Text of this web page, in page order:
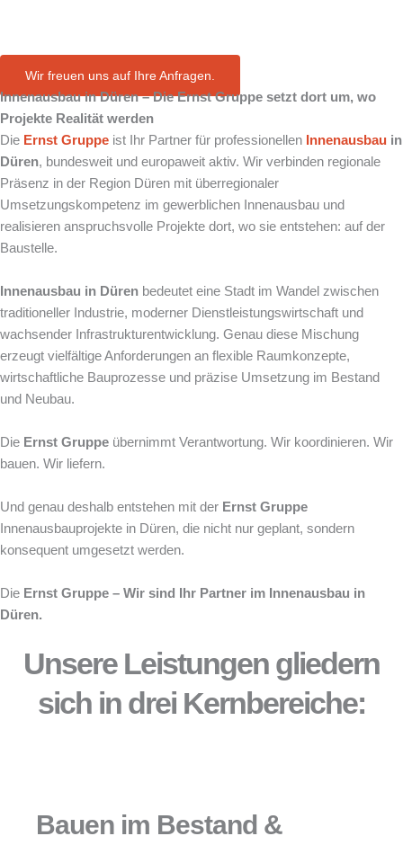
Wir freuen uns auf Ihre Anfragen.
Innenausbau in Düren – Die Ernst Gruppe setzt dort um, wo
Projekte Realität werden
Die Ernst Gruppe ist Ihr Partner für professionellen Innenausbau in
Düren, bundesweit und europaweit aktiv. Wir verbinden regionale
Präsenz in der Region Düren mit überregionaler
Umsetzungskompetenz im gewerblichen Innenausbau und
realisieren anspruchsvolle Projekte dort, wo sie entstehen: auf der
Baustelle.
Innenausbau in Düren bedeutet eine Stadt im Wandel zwischen
traditioneller Industrie, moderner Dienstleistungswirtschaft und
wachsender Infrastrukturentwicklung. Genau diese Mischung
erzeugt vielfältige Anforderungen an flexible Raumkonzepte,
wirtschaftliche Bauprozesse und präzise Umsetzung im Bestand
und Neubau.
Die Ernst Gruppe übernimmt Verantwortung. Wir koordinieren. Wir
bauen. Wir liefern.
Und genau deshalb entstehen mit der Ernst Gruppe
Innenausbauprojekte in Düren, die nicht nur geplant, sondern
konsequent umgesetzt werden.
Die Ernst Gruppe – Wir sind Ihr Partner im Innenausbau in
Düren.
Unsere Leistungen gliedern
sich in drei Kernbereiche:
Bauen im Bestand &